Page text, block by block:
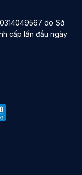
do Sở
cấp lần đầu ngày